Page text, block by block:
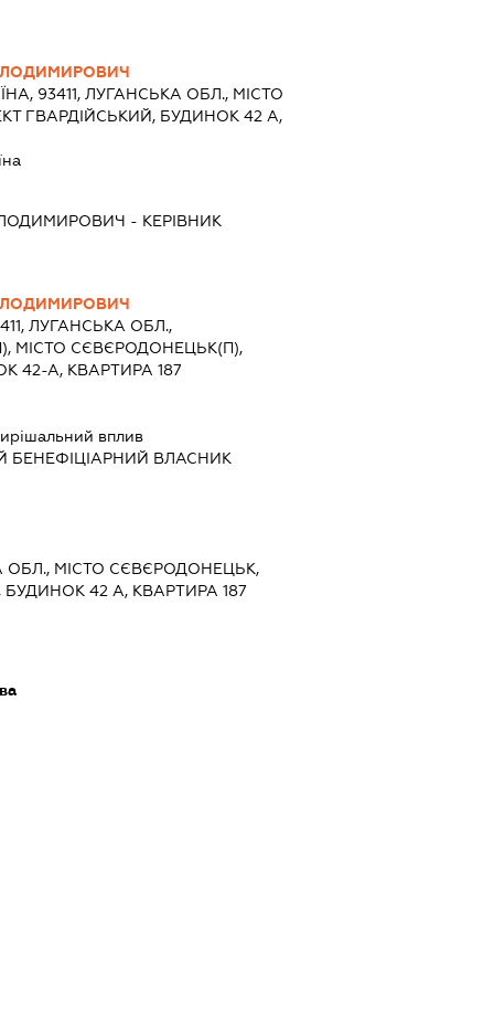
93411, ЛУГАНСЬКА ОБЛ., МІСТО
ГВАРДІЙСЬКИЙ, БУДИНОК 42 А,
- КЕРІВНИК
ЛУГАНСЬКА ОБЛ.,
МІСТО СЄВЄРОДОНЕЦЬК(П),
42-А, КВАРТИРА 187
вплив
БЕНЕФІЦІАРНИЙ ВЛАСНИК
ОБЛ., МІСТО СЄВЄРОДОНЕЦЬК,
42 А, КВАРТИРА 187